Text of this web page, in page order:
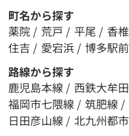
町名から探す
薬院 / 荒戸 / 平尾 / 香
住吉 / 愛宕浜 / 博多駅前
路線から探す
鹿児島本線 / 西鉄大牟
福岡市七隈線 / 筑肥線 /
日田彦山線 / 北九州都